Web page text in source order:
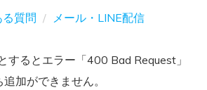
る質問
メール・LINE配信
するとエラー「400 Bad Request」
加ができません。